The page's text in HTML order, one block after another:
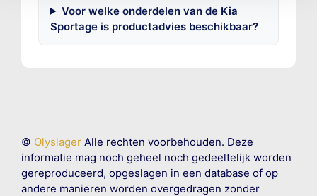
Voor welke onderdelen van de Kia
Sportage is productadvies beschikbaar?
© OlyslagerAlle rechten voorbehouden. Deze
informatie mag noch geheel noch gedeeltelijk worden
gereproduceerd, opgeslagen in een database of op
andere manieren worden overgedragen zonder